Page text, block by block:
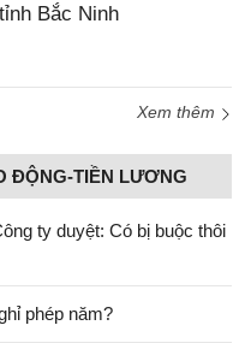
Bắc Ninh
Xem thêm
ĐỘNG-TIỀN LƯƠNG
ty duyệt: Có bị buộc thôi
phép năm?